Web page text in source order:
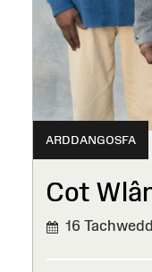
ARDDANGOSFA
Cot
16
WEDI'I